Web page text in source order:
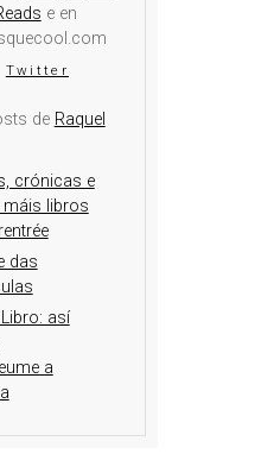
e en
Twitter
de Raquel
crónicas e
libros
das
así
a